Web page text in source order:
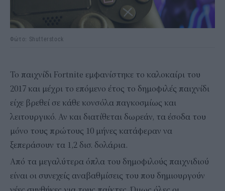
Φώτο: Shutterstock
Το παιχνίδι Fortnite εμφανίστηκε το καλοκαίρι του
2017 και μέχρι το επόμενο έτος το δημοφιλές παιχνίδι
είχε βρεθεί σε κάθε κονσόλα παγκοσμίως και
λειτουργικό. Αν και διατίθεται δωρεάν, τα έσοδα του
μόνο τους πρώτους 10 μήνες κατάφεραν να
ξεπεράσουν τα 1,2 δισ. δολάρια.
Από τα μεγαλύτερα όπλα του δημοφιλούς παιχνιδιού
είναι οι συνεχείς αναβαθμίσεις του που δημιουργούν